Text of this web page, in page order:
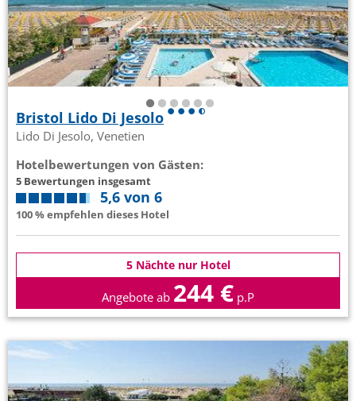
Bristol Lido Di Jesolo
Lido Di Jesolo, Venetien
Hotelbewertungen von Gästen:
5 Bewertungen insgesamt
5,6 von 6
100 % empfehlen dieses Hotel
5 Nächte nur Hotel
Angebote ab 244 € p.P